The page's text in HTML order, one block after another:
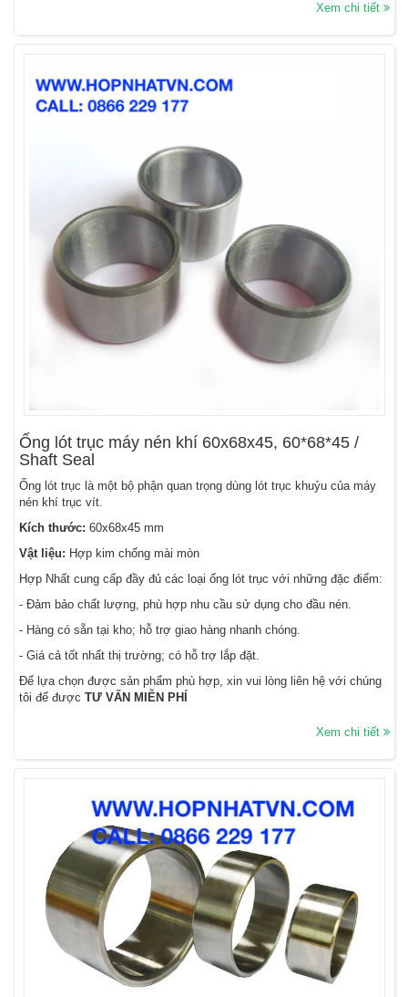
Xem chi tiết
Ống lót trục máy nén khí 60x68x45, 60*68*45 /
Shaft Seal
Ống lót trục là một bộ phận quan trọng dùng lót trục khuỷu của máy
nén khí trục vít.
Kích thước: 60x68x45 mm
Vật liệu: Hợp kim chống mài mòn
Hợp Nhất cung cấp đầy đủ các loại ống lót trục với những đặc điểm:
- Đảm bảo chất lượng, phù hợp nhu cầu sử dụng cho đầu nén.
- Hàng có sẵn tại kho; hỗ trợ giao hàng nhanh chóng.
- Giá cả tốt nhất thị trường; có hỗ trợ lắp đặt.
Để lựa chọn được sản phẩm phù hợp, xin vui lòng liên hệ với chúng
tôi để được TƯ VẤN MIỄN PHÍ
Xem chi tiết